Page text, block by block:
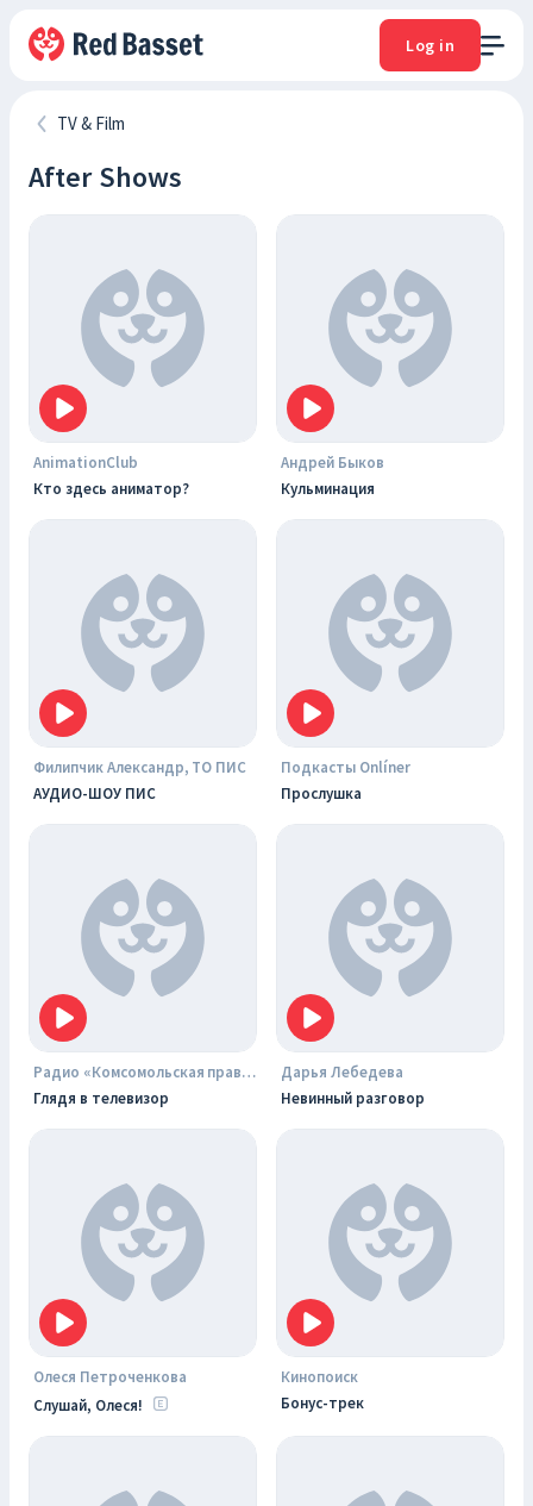
Log in
TV & Film
After Shows
AnimationClub
Кто здесь аниматор?
Андрей Быков
Кульминация
Филипчик Александр, ТО ПИС
АУДИО-ШОУ ПИС
Подкасты Onlíner
Прослушка
Радио «Комсомольская правда»
Глядя в телевизор
Дарья Лебедева
Невинный разговор
Олеся Петроченкова
Слушай, Олеся!
Кинопоиск
Бонус-трек